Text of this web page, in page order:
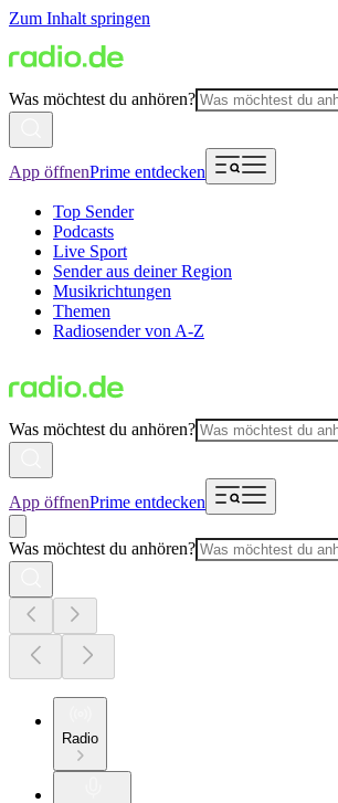
Zum Inhalt springen
Was möchtest du anhören?
App öffnenPrime entdecken
Top Sender
Podcasts
Live Sport
Sender aus deiner Region
Musikrichtungen
Themen
Radiosender von A-Z
Was möchtest du anhören?
App öffnenPrime entdecken
Was möchtest du anhören?
Radio